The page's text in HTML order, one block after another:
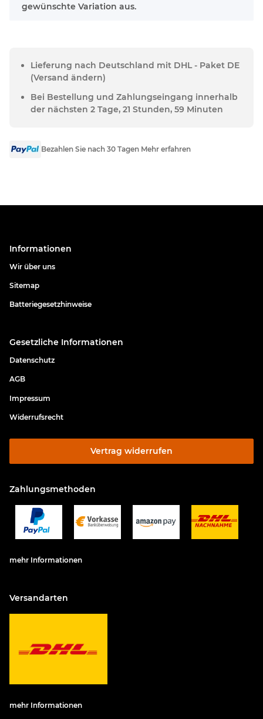
gewünschte Variation aus.
Lieferung nach Deutschland mit DHL - Paket DE
(Versand ändern)
Bei Bestellung und Zahlungseingang innerhalb
der nächsten 2 Tage, 21 Stunden, 59 Minuten
Bezahlen Sie nach 30 Tagen Mehr erfahren
Informationen
Wir über uns
Sitemap
Batteriegesetzhinweise
Gesetzliche Informationen
Datenschutz
AGB
Impressum
Widerrufsrecht
Vertrag widerrufen
Zahlungsmethoden
mehr Informationen
Versandarten
mehr Informationen